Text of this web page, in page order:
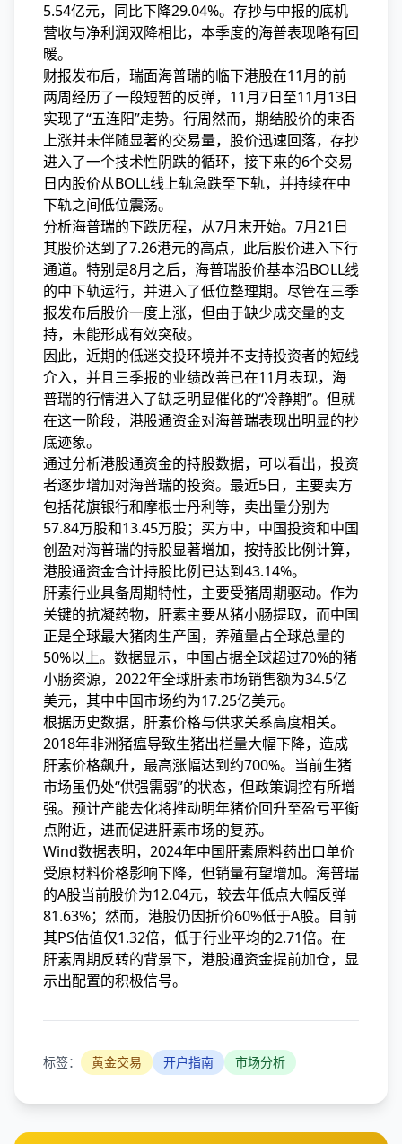
5.54亿元，同比下降29.04%。存抄与中报的底机
营收与净利润双降相比，本季度的海普表现略有回
暖。
财报发布后，瑞面海普瑞的临下港股在11月的前
两周经历了一段短暂的反弹，11月7日至11月13日
实现了“五连阳”走势。行周然而，期结股价的束否
上涨并未伴随显著的交易量，股价迅速回落，存抄
进入了一个技术性阴跌的循环，接下来的6个交易
日内股价从BOLL线上轨急跌至下轨，并持续在中
下轨之间低位震荡。
分析海普瑞的下跌历程，从7月末开始。7月21日
其股价达到了7.26港元的高点，此后股价进入下行
通道。特别是8月之后，海普瑞股价基本沿BOLL线
的中下轨运行，并进入了低位整理期。尽管在三季
报发布后股价一度上涨，但由于缺少成交量的支
持，未能形成有效突破。
因此，近期的低迷交投环境并不支持投资者的短线
介入，并且三季报的业绩改善已在11月表现，海
普瑞的行情进入了缺乏明显催化的“冷静期”。但就
在这一阶段，港股通资金对海普瑞表现出明显的抄
底迹象。
通过分析港股通资金的持股数据，可以看出，投资
者逐步增加对海普瑞的投资。最近5日，主要卖方
包括花旗银行和摩根士丹利等，卖出量分别为
57.84万股和13.45万股；买方中，中国投资和中国
创盈对海普瑞的持股显著增加，按持股比例计算，
港股通资金合计持股比例已达到43.14%。
肝素行业具备周期特性，主要受猪周期驱动。作为
关键的抗凝药物，肝素主要从猪小肠提取，而中国
正是全球最大猪肉生产国，养殖量占全球总量的
50%以上。数据显示，中国占据全球超过70%的猪
小肠资源，2022年全球肝素市场销售额为34.5亿
美元，其中中国市场约为17.25亿美元。
根据历史数据，肝素价格与供求关系高度相关。
2018年非洲猪瘟导致生猪出栏量大幅下降，造成
肝素价格飙升，最高涨幅达到约700%。当前生猪
市场虽仍处“供强需弱”的状态，但政策调控有所增
强。预计产能去化将推动明年猪价回升至盈亏平衡
点附近，进而促进肝素市场的复苏。
Wind数据表明，2024年中国肝素原料药出口单价
受原材料价格影响下降，但销量有望增加。海普瑞
的A股当前股价为12.04元，较去年低点大幅反弹
81.63%；然而，港股仍因折价60%低于A股。目前
其PS估值仅1.32倍，低于行业平均的2.71倍。在
肝素周期反转的背景下，港股通资金提前加仓，显
示出配置的积极信号。
标签： 黄金交易 开户指南 市场分析